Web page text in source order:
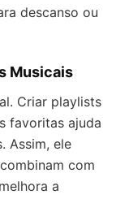
descanso ou
Musicais
Criar playlists
favoritas ajuda
Assim, ele
com
a